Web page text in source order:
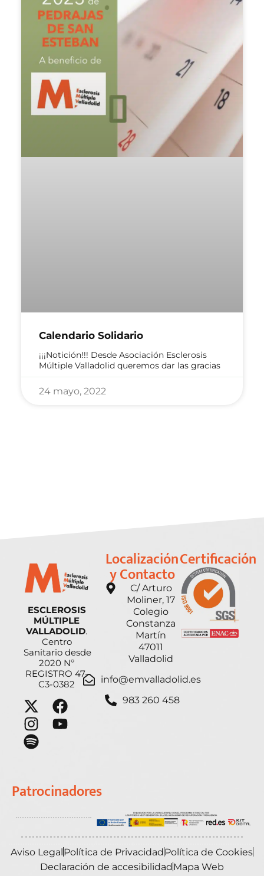
Calendario Solidario
¡¡¡Notición!!! Desde Asociación Esclerosis
Múltiple Valladolid queremos dar las gracias
24 mayo, 2022
ESCLEROSIS
MÚLTIPLE
VALLADOLID.
Centro
Sanitario desde
2020 Nº
REGISTRO 47-
C3-0382
Localización
y Contacto
C/ Arturo
Moliner, 17
Colegio
Constanza
Martín
47011
Valladolid
info@emvalladolid.es
983 260 458
Certificación
Patrocinadores
Aviso LegalPolítica de PrivacidadPolítica de Cookies
Declaración de accesibilidadMapa Web